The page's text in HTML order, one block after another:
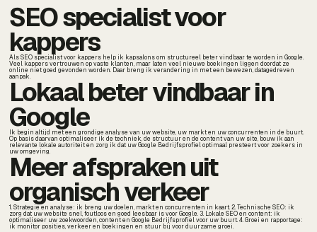
SEO specialist voor
kappers
Als SEO specialist voor kappers help ik kapsalons om structureel beter vindbaar te worden in Google.
Veel kappers vertrouwen op vaste klanten, maar laten veel nieuwe boekingen liggen doordat ze
online niet goed gevonden worden. Daar breng ik verandering in met een bewezen, datagedreven
aanpak.
Lokaal beter vindbaar in
Google
Ik begin altijd met een grondige analyse van uw website, uw markt en uw concurrenten in de buurt.
Op basis daarvan optimaliseer ik de techniek, de structuur en de content van uw site, bouw ik aan
relevante lokale autoriteit en zorg ik dat uw Google Bedrijfsprofiel optimaal presteert voor zoekers in
uw omgeving.
Meer afspraken uit
organisch verkeer
1. Strategie en analyse: ik breng uw doelen, markt en concurrenten in kaart. 2. Technische SEO: ik
zorg dat uw website snel, foutloos en goed leesbaar is voor Google. 3. Lokale SEO en content: ik
optimaliseer uw zoekwoorden, content en Google Bedrijfsprofiel voor uw buurt. 4. Groei en rapportage:
ik monitor posities, verkeer en boekingen en stuur bij voor duurzame groei.